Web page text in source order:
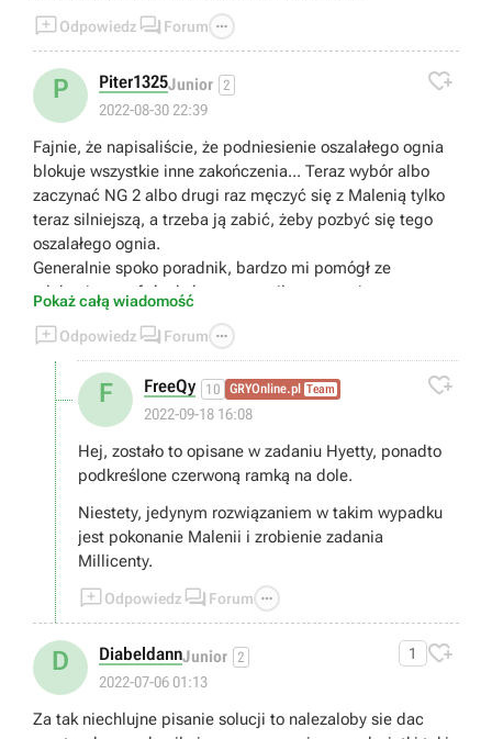
Odpowiedz  Forum 
P Piter1325Junior 2
2022-08-30 22:39

Fajnie, że napisaliście, że podniesienie oszalałego ognia
blokuje wszystkie inne zakończenia... Teraz wybór albo
zaczynać NG 2 albo drugi raz męczyć się z Malenią tylko
teraz silniejszą, a trzeba ją zabić, żeby pozbyć się tego
oszalałego ognia.
Generalnie spoko poradnik, bardzo mi pomógł ze
zdobyciem trofeów które przegapiłem przy pierwszym
podejściu no ale szkoda, że pominęliście tą jedną dosyć
istotną informację.
Pokaż całą wiadomość
Odpowiedz  Forum 
F FreeQy 10 GRYOnline.pl Team
2022-09-18 16:08

Hej, zostało to opisane w zadaniu Hyetty, ponadto
podkreślone czerwoną ramką na dole.
Niestety, jedynym rozwiązaniem w takim wypadku
jest pokonanie Malenii i zrobienie zadania
Millicenty.
Odpowiedz  Forum 
D DiabeldannJunior 2
2022-07-06 01:13
1 
Za tak niechlujne pisanie solucji to nalezaloby sie dac